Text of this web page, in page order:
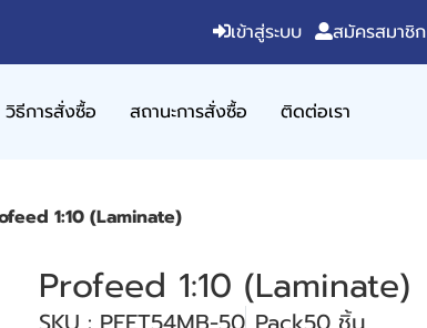
เข้าสู่ระบบ สมัครสมาชิก
วิธีการสั่งซื้อ สถานะการสั่งซื้อ ติดต่อเรา
1:10 (Laminate)
Profeed 1:10 (Laminate)